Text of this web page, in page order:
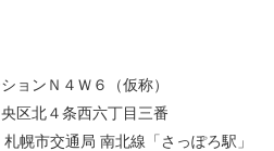
ョンＮ４Ｗ６（仮称）
区北４条西六丁目三番
札幌市交通局 南北線「さっぽろ駅」